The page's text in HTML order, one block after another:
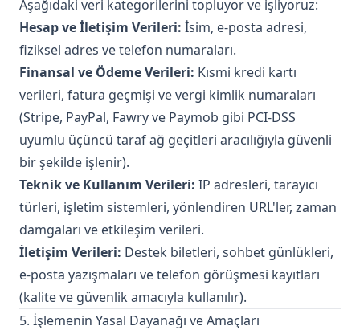
Aşağıdaki veri kategorilerini topluyor ve işliyoruz:
Hesap ve İletişim Verileri: İsim, e-posta adresi,
fiziksel adres ve telefon numaraları.
Finansal ve Ödeme Verileri: Kısmi kredi kartı
verileri, fatura geçmişi ve vergi kimlik numaraları
(Stripe, PayPal, Fawry ve Paymob gibi PCI-DSS
uyumlu üçüncü taraf ağ geçitleri aracılığıyla güvenli
bir şekilde işlenir).
Teknik ve Kullanım Verileri: IP adresleri, tarayıcı
türleri, işletim sistemleri, yönlendiren URL'ler, zaman
damgaları ve etkileşim verileri.
İletişim Verileri: Destek biletleri, sohbet günlükleri,
e-posta yazışmaları ve telefon görüşmesi kayıtları
(kalite ve güvenlik amacıyla kullanılır).
5. İşlemenin Yasal Dayanağı ve Amaçları